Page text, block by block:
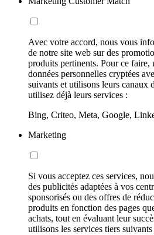
Avec votre accord, nous vous
de notre site web sur des
produits pertinents. Pour ce faire,
données personnelles cryptées
suivants et utilisons leurs canaux
utilisez déjà leurs services :
Bing, Criteo, Meta, Google,
Marketing
Si vous acceptez ces services,
des publicités adaptées à vos
sponsorisés ou des offres de
produits en fonction des pages
achats, tout en évaluant leur
utilisons les services tiers